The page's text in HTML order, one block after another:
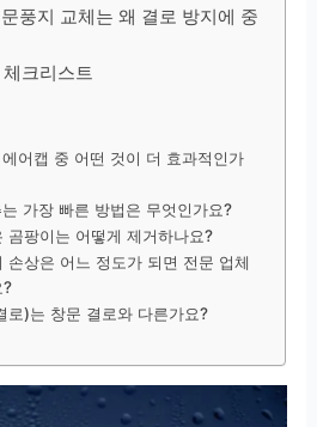
풍지 교체는 왜 결로 방지에 중
크리스트
어캡 중 어떤 것이 더 효과적인가
가장 빠른 방법은 무엇인가요?
곰팡이는 어떻게 제거하나요?
손상은 어느 정도가 되면 전문 업체
?
로)는 창문 결로와 다른가요?